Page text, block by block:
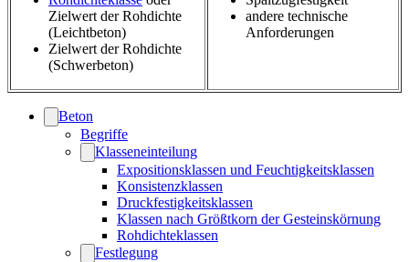
Zielwert der Rohdichte
(Leichtbeton)
Zielwert der Rohdichte
(Schwerbeton)
andere technische
Anforderungen
Beton
Begriffe
Klasseneinteilung
Expositionsklassen und Feuchtigkeitsklassen
Konsistenzklassen
Druckfestigkeitsklassen
Klassen nach Größtkorn der Gesteinskörnung
Rohdichteklassen
Festlegung